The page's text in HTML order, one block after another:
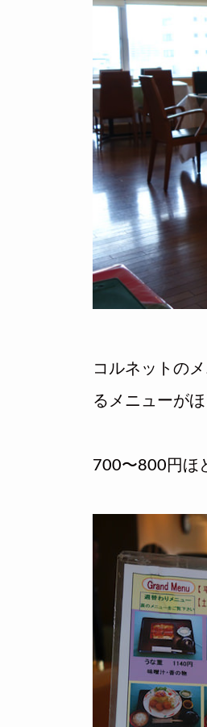
コルネットの
るメニューが
700〜800円ほ